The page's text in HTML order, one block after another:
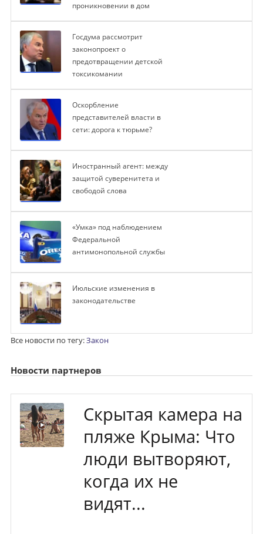
проникновении в дом
Госдума рассмотрит
законопроект о
предотвращении детской
токсикомании
Оскорбление
представителей власти в
сети: дорога к тюрьме?
Иностранный агент: между
защитой суверенитета и
свободой слова
«Умка» под наблюдением
Федеральной
антимонопольной службы
Июльские изменения в
законодательстве
Все новости по тегу:Закон
Новости партнеров
Скрытая камера на
пляже Крыма: Что
люди вытворяют,
когда их не
видят...